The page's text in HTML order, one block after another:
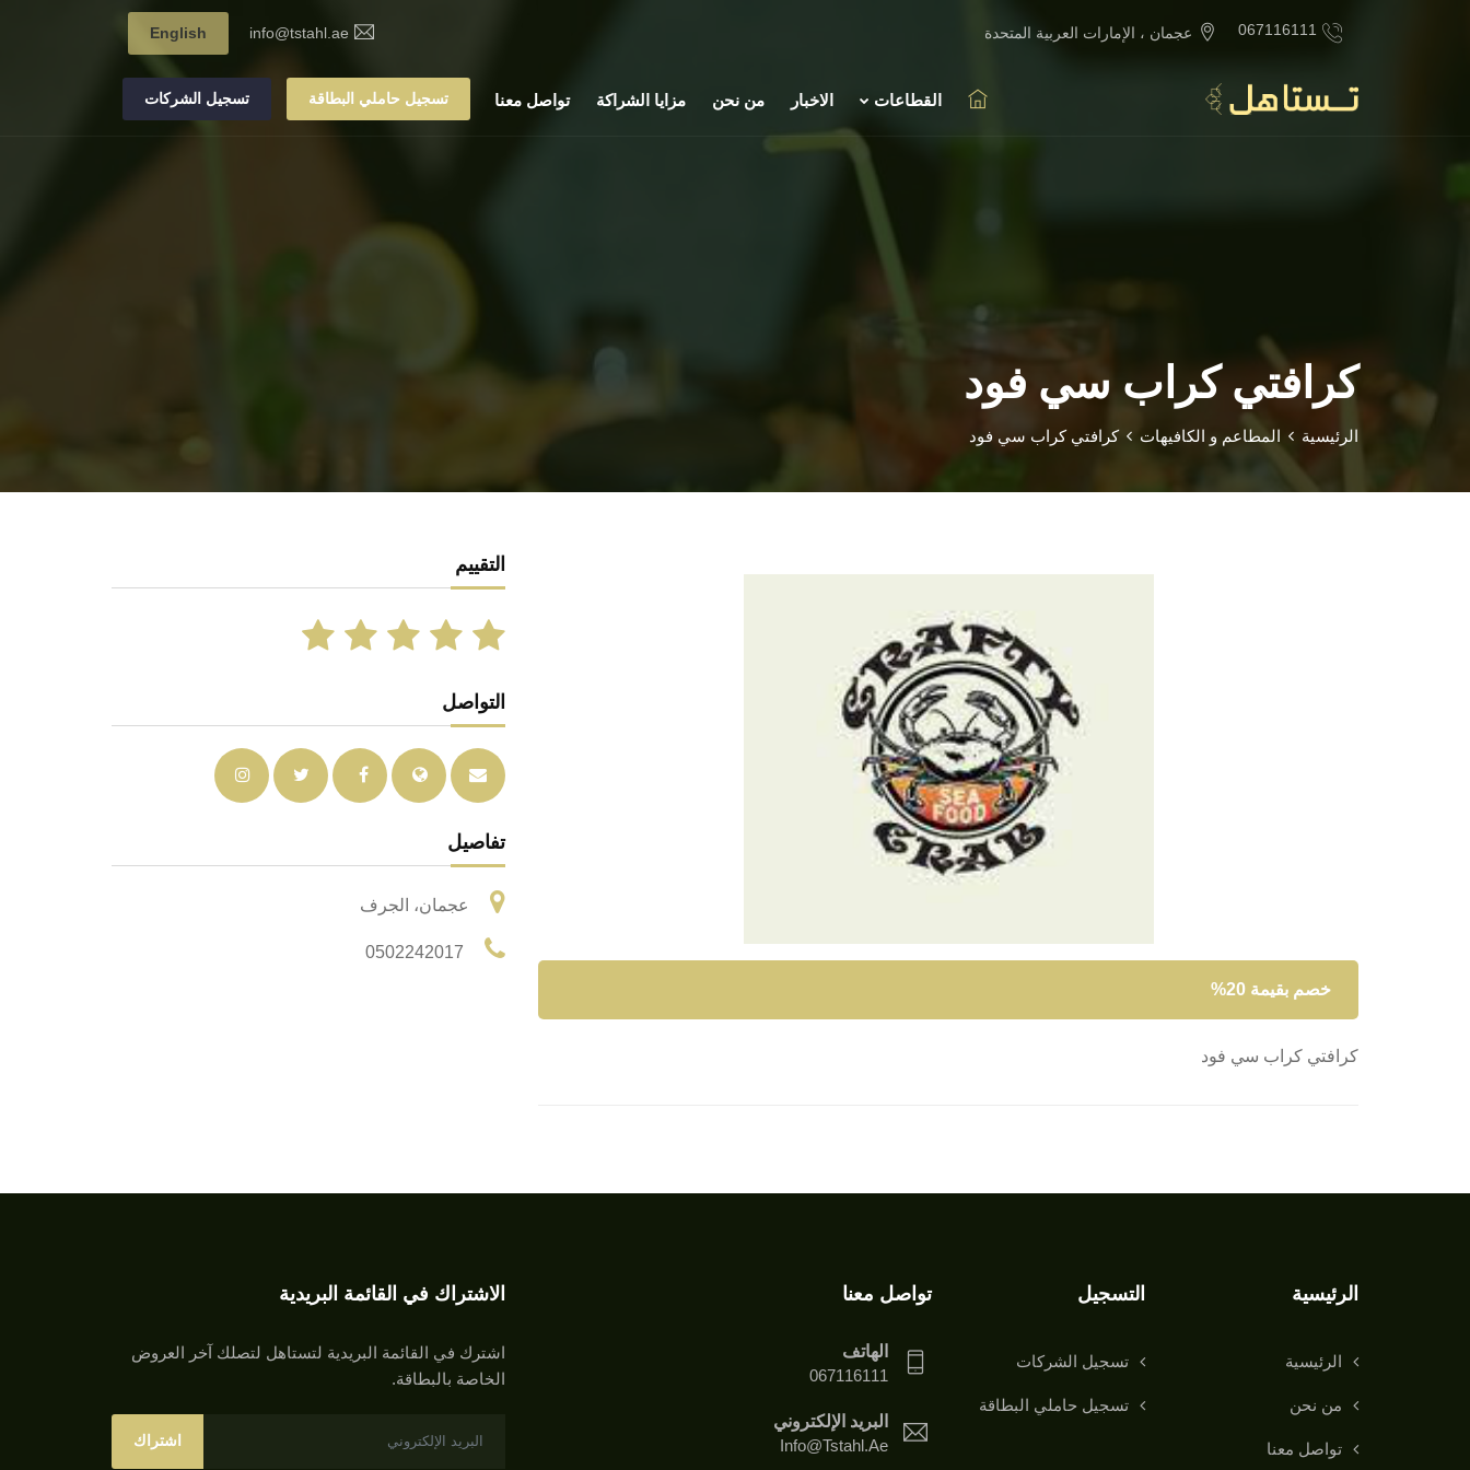
067116111 عجمان ، الإمارات العربية المتحدة info@tstahl.ae
English
تسجيل حاملي البطاقة تسجيل الشركات القطاعات الاخبار من نحن مزايا الشراكة تواصل معنا
كرافتي كراب سي فود
الرئيسية المطاعم و الكافيهات كرافتي كراب سي فود
خصم بقيمة 20%
كرافتي كراب سي فود
التقييم
التواصل
تفاصيل
عجمان، الجرف
الرئيسية
الرئيسية
من نحن
تواصل معنا
التسجيل
تسجيل الشركات
تسجيل حاملي البطاقة
تواصل معنا
الهاتف
067116111
البريد الإلكتروني
Info@tstahl.ae
الاشتراك في القائمة البريدية
اشترك في القائمة البريدية لتستاهل لتصلك آخر العروض
الخاصة بالبطاقة.
اشتراك